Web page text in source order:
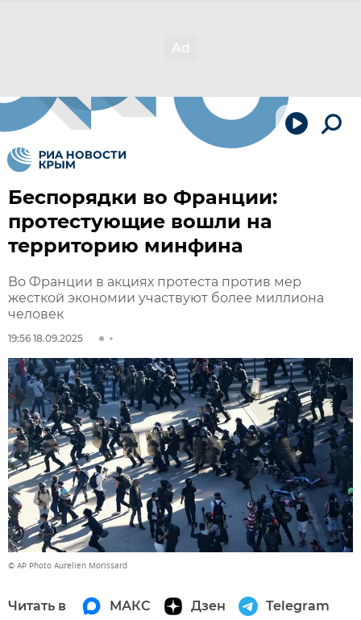
Беспорядки во Франции:
протестующие вошли на
территорию минфина
Во Франции в акциях протеста против мер
жесткой экономии участвуют более миллиона
человек
19:56 18.09.2025
© AP Photo Aurelien Morissard
Читать в МАКС Дзен Telegram